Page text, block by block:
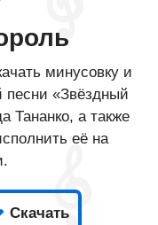
минусовку и
песни «Звёздный
Тананко, а также
её на
Скачать